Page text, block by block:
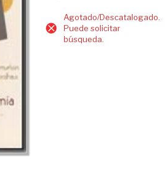
Agotado/Descatalogado.
Puede solicitar
búsqueda.